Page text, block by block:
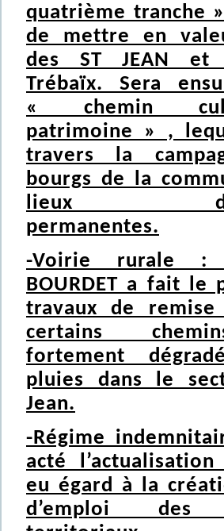
quatrième tranche
de mettre en
des ST JEAN et
Trébaïx. Sera
« chemin
patrimoine » ,
travers la
bourgs de la
lieux
permanentes.
-Voirie rurale :
BOURDET a fait le
travaux de
certains
fortement
pluies dans le
Jean.
-Régime
acté l’actualisation
eu égard à la
d’emploi des